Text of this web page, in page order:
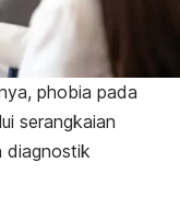
phobia pada
serangkaian
diagnostik